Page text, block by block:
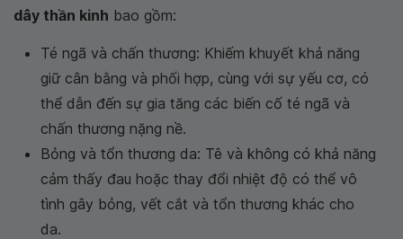
dây thần kinh bao gồm:
Té ngã và chấn thương: Khiếm khuyết khả năng
giữ cân bằng và phối hợp, cùng với sự yếu cơ, có
thể dẫn đến sự gia tăng các biến cố té ngã và
chấn thương nặng nề.
Bỏng và tổn thương da: Tê và không có khả năng
cảm thấy đau hoặc thay đổi nhiệt độ có thể vô
tình gây bỏng, vết cắt và tổn thương khác cho
da.